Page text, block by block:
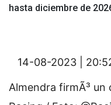
hasta diciembre de
14-08-2023 |
Almendra firmÃ³